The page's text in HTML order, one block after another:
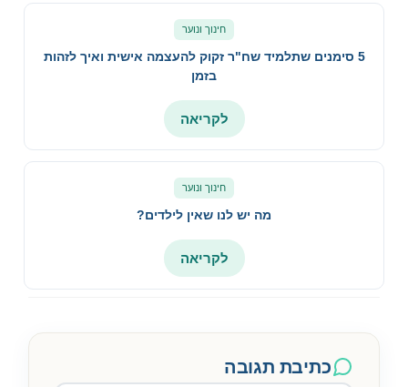
חינוך ונוער
5 סימנים שתלמיד שח"ר זקוק להעצמה אישית ואיך לזהות
בזמן
לקריאה
חינוך ונוער
מה יש לנו שאין לילדים?
לקריאה
כתיבת תגובה